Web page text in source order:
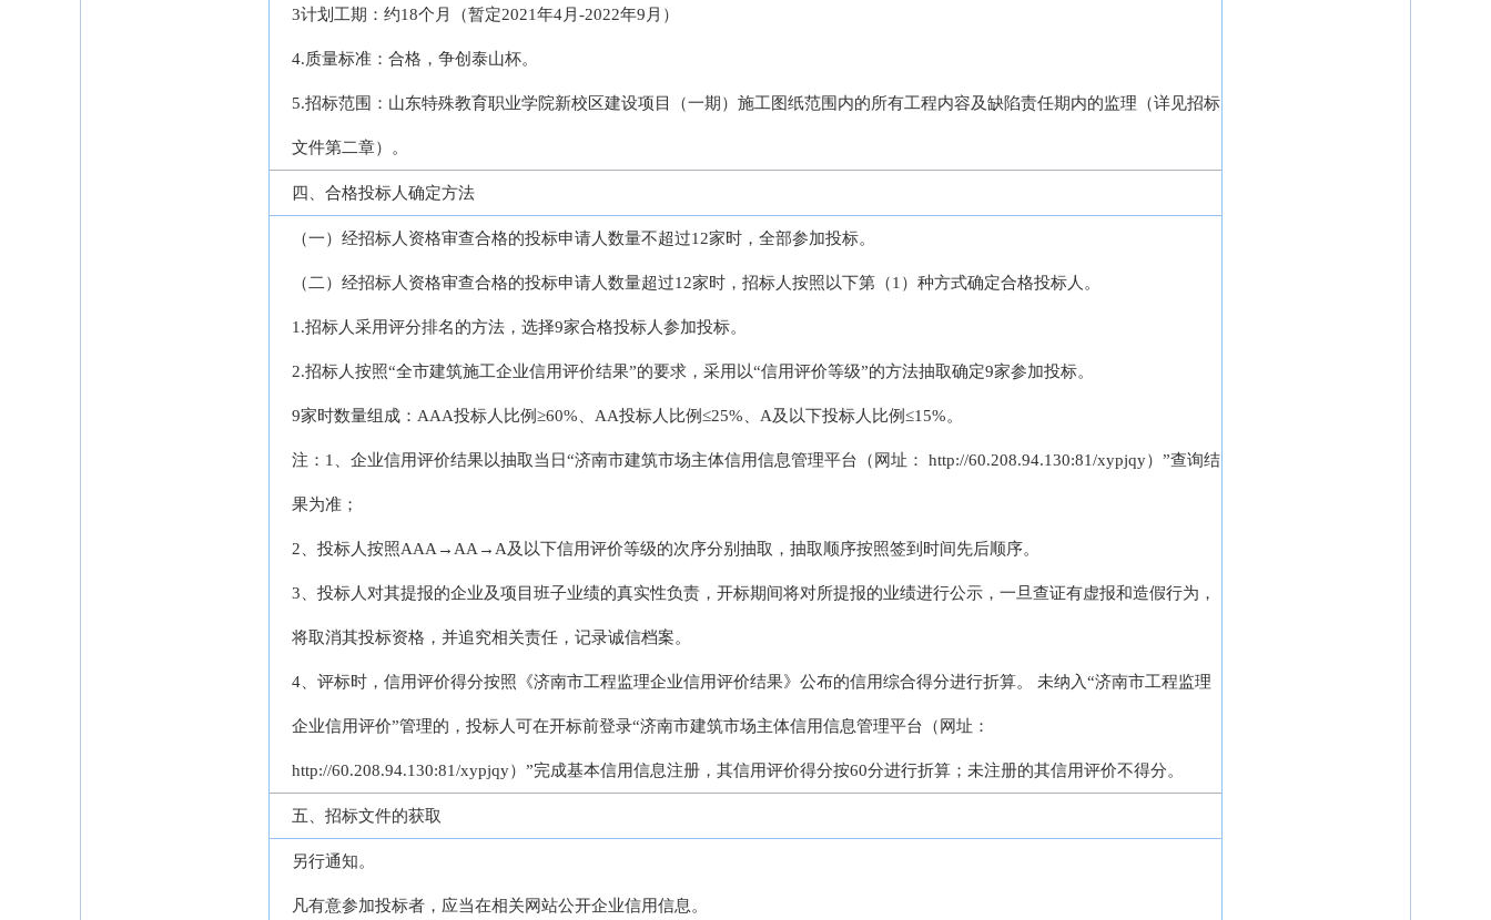
3计划工期：约18个月（暂定2021年4月-2022年9月）
4.质量标准：合格，争创泰山杯。
5.招标范围：山东特殊教育职业学院新校区建设项目（一期）施工图纸范围内的所有工程内容及缺陷责任期内的监理（详见招标
文件第二章）。
四、合格投标人确定方法
（一）经招标人资格审查合格的投标申请人数量不超过12家时，全部参加投标。
（二）经招标人资格审查合格的投标申请人数量超过12家时，招标人按照以下第（1）种方式确定合格投标人。
1.招标人采用评分排名的方法，选择9家合格投标人参加投标。
2.招标人按照“全市建筑施工企业信用评价结果”的要求，采用以“信用评价等级”的方法抽取确定9家参加投标。
9家时数量组成：AAA投标人比例≥60%、AA投标人比例≤25%、A及以下投标人比例≤15%。
注：1、企业信用评价结果以抽取当日“济南市建筑市场主体信用信息管理平台（网址： http://60.208.94.130:81/xypjqy）”查询结
果为准；
2、投标人按照AAA→AA→A及以下信用评价等级的次序分别抽取，抽取顺序按照签到时间先后顺序。
3、投标人对其提报的企业及项目班子业绩的真实性负责，开标期间将对所提报的业绩进行公示，一旦查证有虚报和造假行为，
将取消其投标资格，并追究相关责任，记录诚信档案。
4、评标时，信用评价得分按照《济南市工程监理企业信用评价结果》公布的信用综合得分进行折算。 未纳入“济南市工程监理
企业信用评价”管理的，投标人可在开标前登录“济南市建筑市场主体信用信息管理平台（网址：
http://60.208.94.130:81/xypjqy）”完成基本信用信息注册，其信用评价得分按60分进行折算；未注册的其信用评价不得分。
五、招标文件的获取
另行通知。
凡有意参加投标者，应当在相关网站公开企业信用信息。